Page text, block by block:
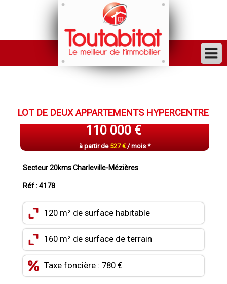
ACHETER
FINANCER
LOUER
VENDU
CONTACT
MON COMPTE
MES FAVORIS
LOT DE DEUX APPARTEMENTS HYPERCENTRE
110 000 €
à partir de 527 €/ mois *
Secteur 20kms Charleville-Mézières
Réf : 4178
120 m² de surface habitable
160 m² de surface de terrain
Taxe foncière : 780 €